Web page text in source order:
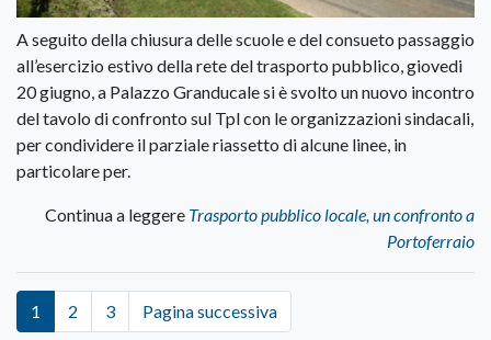
A seguito della chiusura delle scuole e del consueto passaggio
all’esercizio estivo della rete del trasporto pubblico, giovedi
20 giugno, a Palazzo Granducale si è svolto un nuovo incontro
del tavolo di confronto sul Tpl con le organizzazioni sindacali,
per condividere il parziale riassetto di alcune linee, in
particolare per.
Continua a leggere Trasporto pubblico locale, un confronto a
Portoferraio
1 2 3 Pagina successiva